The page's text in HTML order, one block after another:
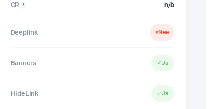
CR n/b
Deeplink ×Nee
Banners ✓Ja
HideLink ✓Ja